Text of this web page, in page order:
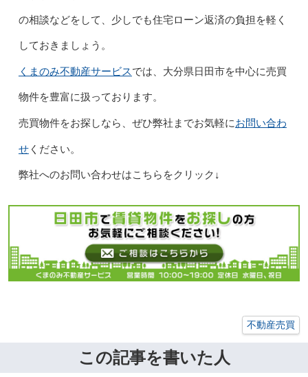
の相談などをして、少しでも住宅ローン返済の負担を軽く
しておきましょう。
くまのみ不動産サービスでは、大分県日田市を中心に売買
物件を豊富に扱っております。
売買物件をお探しなら、ぜひ弊社までお気軽にお問い合わ
せください。
弊社へのお問い合わせはこちらをクリック↓
不動産売買
この記事を書いた人